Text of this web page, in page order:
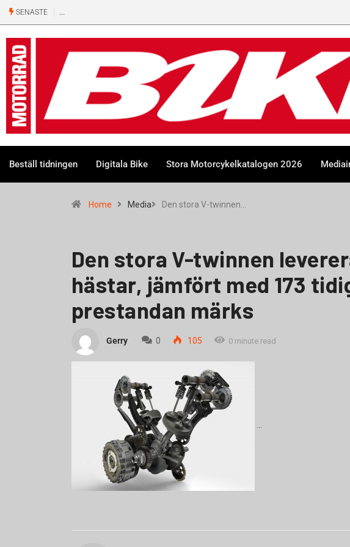
SENASTE
Beställ tidningen Digitala Bike Stora Motorcykelkatalogen 2026
Home Media Den stora V-twinnen…
Den stora V-twinnen
hästar, jämfört med 173
prestandan märks
Gerry 0 105 0 minute read